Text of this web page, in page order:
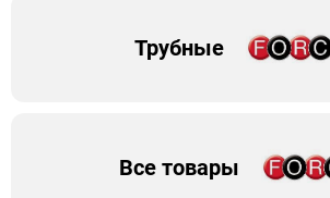
Трубные
Все товары